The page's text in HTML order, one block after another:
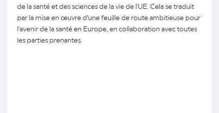
de la santé et des sciences de la vie de l'UE. Cela se traduit
par la mise en œuvre d’une feuille de route ambitieuse pour
l'avenir de la santé en Europe, en collaboration avec toutes
les parties prenantes.